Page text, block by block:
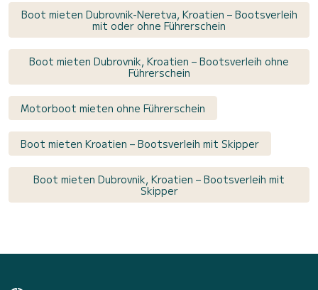
Boot mieten Dubrovnik-Neretva, Kroatien – Bootsverleih
mit oder ohne Führerschein
Boot mieten Dubrovnik, Kroatien – Bootsverleih ohne
Führerschein
Motorboot mieten ohne Führerschein
Boot mieten Kroatien – Bootsverleih mit Skipper
Boot mieten Dubrovnik, Kroatien – Bootsverleih mit
Skipper